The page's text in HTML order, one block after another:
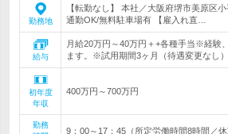
勤務地
【転勤なし】 本社／大阪府堺市美原区
通勤OK/無料駐車場有 【雇入れ直…
給与
月給20万円～40万円＋+各種手当※経験
ます。※試用期間3ヶ月（待遇変更なし）
初年度
年収
400万円～700万円
勤務
9：00～17：45（所定労働時間8時間／